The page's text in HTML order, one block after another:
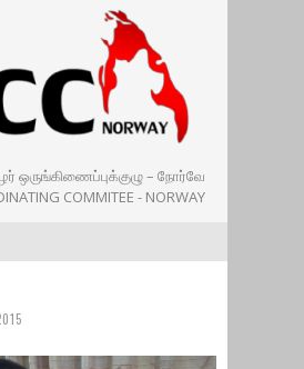
ஒருங்கிணைப்புக்குழு – நோர்வே
COMMITEE - NORWAY